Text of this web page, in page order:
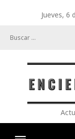
Jueves, 6